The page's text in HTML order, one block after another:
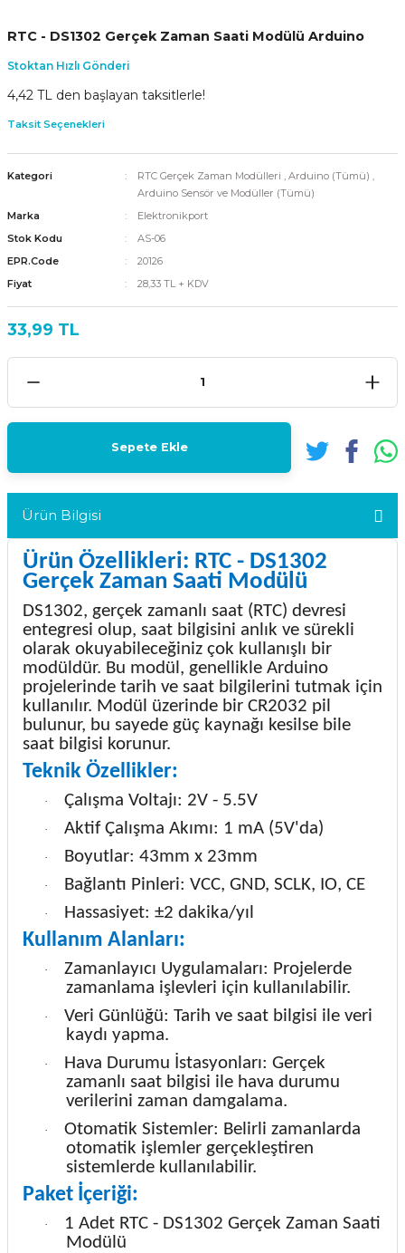
RTC - DS1302 Gerçek Zaman Saati Modülü Arduino
Stoktan Hızlı Gönderi
4,42 TL den başlayan taksitlerle!
Taksit Seçenekleri
Kategori RTC Gerçek Zaman Modülleri , Arduino (Tümü) ,
Arduino Sensör ve Modüller (Tümü)
Marka
Elektronikport
Stok Kodu
AS-06
EPR.Code
20126
Fiyat
28,33 TL + KDV
33,99 TL
Sepete Ekle
Ürün Bilgisi
Ürün Özellikleri: RTC - DS1302
Gerçek Zaman Saati Modülü
DS1302, gerçek zamanlı saat (RTC) devresi
entegresi olup, saat bilgisini anlık ve sürekli
olarak okuyabileceğiniz çok kullanışlı bir
modüldür. Bu modül, genellikle Arduino
projelerinde tarih ve saat bilgilerini tutmak için
kullanılır. Modül üzerinde bir CR2032 pil
bulunur, bu sayede güç kaynağı kesilse bile
saat bilgisi korunur.
Teknik Özellikler:
· Çalışma Voltajı: 2V - 5.5V
· Aktif Çalışma Akımı: 1 mA (5V'da)
· Boyutlar: 43mm x 23mm
· Bağlantı Pinleri: VCC, GND, SCLK, IO, CE
· Hassasiyet: ±2 dakika/yıl
Kullanım Alanları:
·
Zamanlayıcı Uygulamaları: Projelerde
zamanlama işlevleri için kullanılabilir.
·
Veri Günlüğü: Tarih ve saat bilgisi ile veri
kaydı yapma.
·
Hava Durumu İstasyonları: Gerçek
zamanlı saat bilgisi ile hava durumu
verilerini zaman damgalama.
·
Otomatik Sistemler: Belirli zamanlarda
otomatik işlemler gerçekleştiren
sistemlerde kullanılabilir.
Paket İçeriği:
·
1 Adet RTC - DS1302 Gerçek Zaman Saati
Modülü